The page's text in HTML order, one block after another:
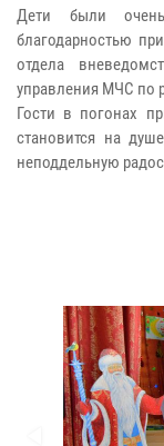
Дети были
благодарностью
отдела
управления МЧС по
Гости в погонах
становится на
неподдельную